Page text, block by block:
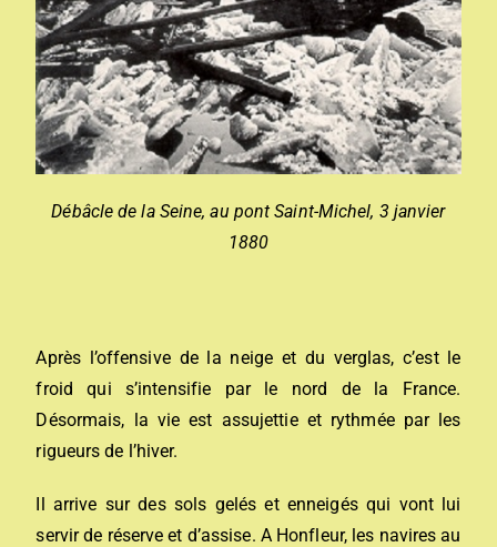
Débâcle de la Seine, au pont Saint-Michel, 3 janvier
1880
Après l’offensive de la neige et du verglas, c’est le
froid qui s’intensifie par le nord de la France.
Désormais, la vie est assujettie et rythmée par les
rigueurs de l’hiver.
Il arrive sur des sols gelés et enneigés qui vont lui
servir de réserve et d’assise. A Honfleur, les navires au